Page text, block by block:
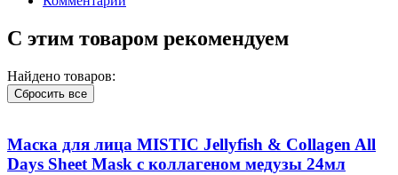
С этим товаром рекомендуем
Найдено товаров:
Сбросить все
Маска для лица MISTIC Jellyfish & Collagen All
Days Sheet Mask с коллагеном медузы 24мл